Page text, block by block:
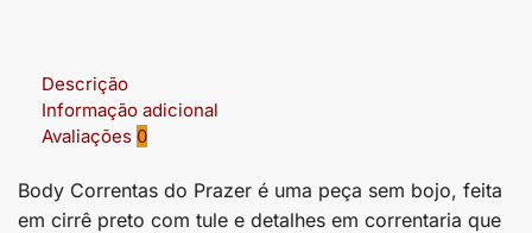
Descrição
Informação adicional
Avaliações 0
Body Correntas do Prazer é uma peça sem bojo, feita
em cirrê preto com tule e detalhes em correntaria que